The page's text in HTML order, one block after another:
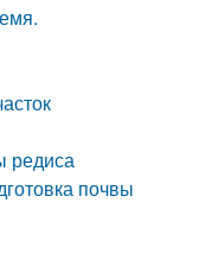
редиса
почвы